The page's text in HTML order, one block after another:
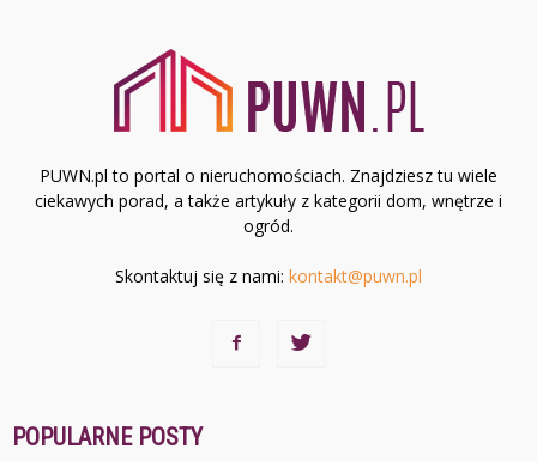
PUWN.pl to portal o nieruchomościach. Znajdziesz tu wiele
ciekawych porad, a także artykuły z kategorii dom, wnętrze i
ogród.
Skontaktuj się z nami: kontakt@puwn.pl
POPULARNE POSTY